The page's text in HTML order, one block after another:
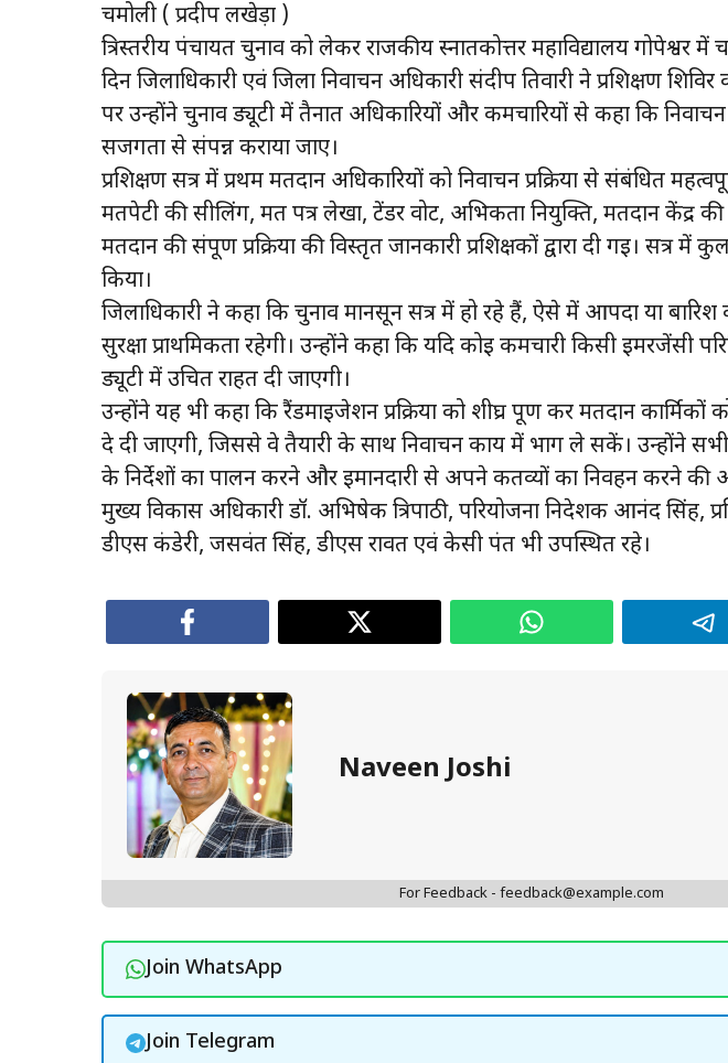
चमोली ( प्रदीप लखेड़ा )
त्रिस्तरीय पंचायत चुनाव को लेकर राजकीय स्नातकोत्तर महाविद्यालय गोपेश्वर
दिन जिलाधिकारी एवं जिला निर्वाचन अधिकारी संदीप तिवारी ने प्रशिक्षण
पर उन्होंने चुनाव ड्यूटी में तैनात अधिकारियों और कर्मचारियों से कहा कि
सजगता से संपन्न कराया जाए।
प्रशिक्षण सत्र में प्रथम मतदान अधिकारियों को निर्वाचन प्रक्रिया से संबंधित
मतपेटी की सीलिंग, मत पत्र लेखा, टेंडर वोट, अभिकर्ता नियुक्ति, मतदान केंद्र
मतदान की संपूर्ण प्रक्रिया की विस्तृत जानकारी प्रशिक्षकों द्वारा दी गई। सत्र में
किया।
जिलाधिकारी ने कहा कि चुनाव मानसून सत्र में हो रहे हैं, ऐसे में आपदा या बारिश
सुरक्षा प्राथमिकता रहेगी। उन्होंने कहा कि यदि कोई कर्मचारी किसी इमरजेंसी
ड्यूटी में उचित राहत दी जाएगी।
उन्होंने यह भी कहा कि रैंडमाइजेशन प्रक्रिया को शीघ्र पूर्ण कर मतदान
दे दी जाएगी, जिससे वे तैयारी के साथ निर्वाचन कार्य में भाग ले सकें। उन्होंने
के निर्देशों का पालन करने और ईमानदारी से अपने कर्तव्यों का निर्वहन करने
मुख्य विकास अधिकारी डॉ. अभिषेक त्रिपाठी, परियोजना निदेशक आनंद सिंह,
डीएस कंडेरी, जसवंत सिंह, डीएस रावत एवं केसी पंत भी उपस्थित रहे।
Naveen Joshi
For Feedback - feedback@example.com
Join WhatsApp
Join Telegram